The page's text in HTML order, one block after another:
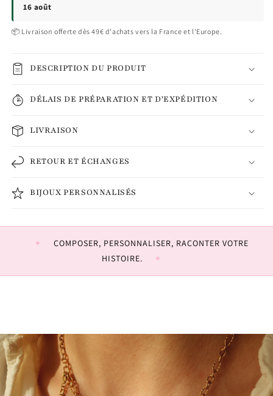
16 août
📦 Livraison offerte dès 49€ d'achats vers la France et l'Europe.
DESCRIPTION DU PRODUIT
DÉLAIS DE PRÉPARATION ET D'EXPÉDITION
LIVRAISON
RETOUR ET ÉCHANGES
BIJOUX PERSONNALISÉS
COMPOSER, PERSONNALISER, RACONTER VOTRE
HISTOIRE.